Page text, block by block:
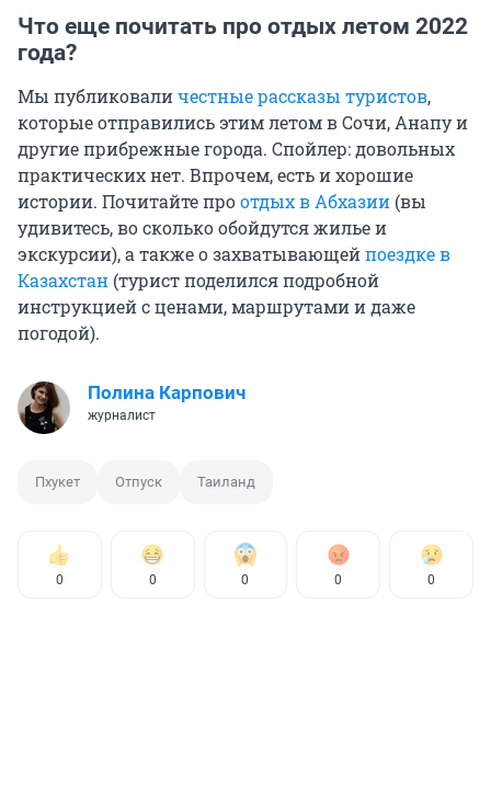
Что еще почитать про отдых летом 2022
года?
Мы публиковаличестные рассказы туристов,
которые отправились этим летом в Сочи, Анапу и
другие прибрежные города. Спойлер: довольных
практических нет. Впрочем, есть и хорошие
истории. Почитайте проотдых в Абхазии (вы
удивитесь, во сколько обойдутся жилье и
экскурсии), а также о захватывающейпоездке в
Казахстан (турист поделился подробной
инструкцией с ценами, маршрутами и даже
погодой).
Полина Карпович
журналист
Пхукет Отпуск Таиланд
0 0 0 0 0